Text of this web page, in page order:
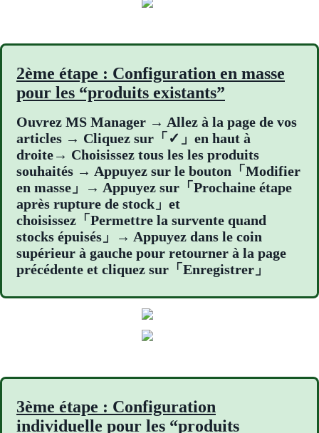
2ème étape : Configuration en masse
pour les “produits existants”
Ouvrez MS Manager → Allez à la page de vos
articles → Cliquez sur「✓」en haut à
droite→ Choisissez tous les les produits
souhaités → Appuyez sur le bouton「Modifier
en masse」→ Appuyez sur「Prochaine étape
après rupture de stock」et
choisissez「Permettre la survente quand
stocks épuisés」→ Appuyez dans le coin
supérieur à gauche pour retourner à la page
précédente et cliquez sur「Enregistrer」
3ème étape : Configuration
individuelle pour les “produits